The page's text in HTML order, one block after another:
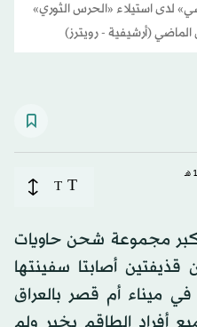
لدى استيلاء «الحرس الثوري»
(أرشيفية - رويترز)
T
T
مجموعة شحن حاويات
قذيفتين أصابتا سفينتها
في ميناء أم قصر بالعراق